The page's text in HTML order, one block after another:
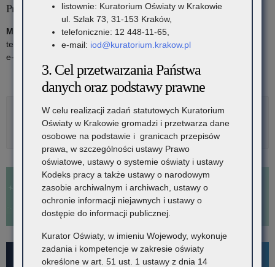
Przewodniczący konkursu:
Monika Broś
tel: 12 448-11-13
e-mail:
Rozwiń
Metryka
For Foreigners
listownie: Kuratorium Oświaty w Krakowie
ul. Szlak 73, 31-153 Kraków,
telefonicznie: 12 448-11-65,
e-mail: iod@kuratorium.krakow.pl
3. Cel przetwarzania Państwa
danych oraz podstawy prawne
W celu realizacji zadań statutowych Kuratorium
Oświaty w Krakowie gromadzi i przetwarza dane
osobowe na podstawie i granicach przepisów
prawa, w szczególności ustawy Prawo
oświatowe, ustawy o systemie oświaty i ustawy
Kodeks pracy a także ustawy o narodowym
zasobie archiwalnym i archiwach, ustawy o
ochronie informacji niejawnych i ustawy o
dostępie do informacji publicznej.
Kurator Oświaty, w imieniu Wojewody, wykonuje
zadania i kompetencje w zakresie oświaty
określone w art. 51 ust. 1 ustawy z dnia 14